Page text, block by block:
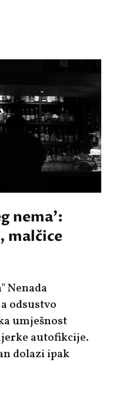
nema':
malčice
Nenada
odsustvo
umješnost
autofikcije.
dolazi ipak